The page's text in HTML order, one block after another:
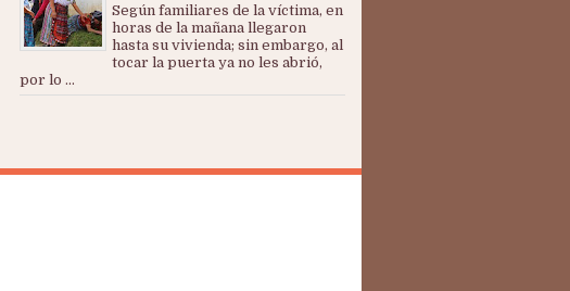
Según familiares de la víctima, en
horas de la mañana llegaron
hasta su vivienda; sin embargo, al
tocar la puerta ya no les abrió,
por lo ...